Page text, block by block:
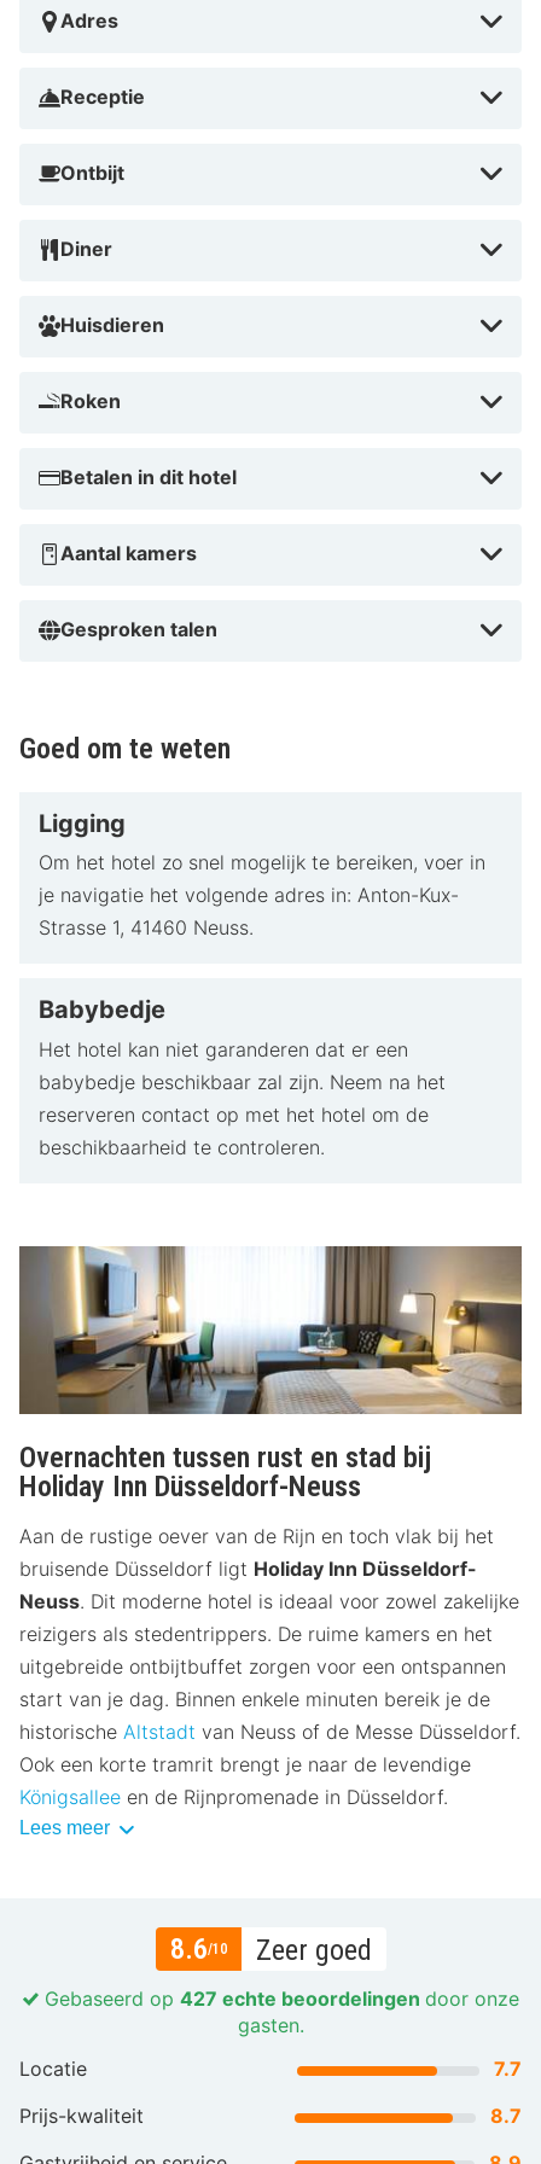
snuiven in musea en het ontdekken van lokale
Neuss alles voor een geslaagde stedentrip of
Adres
Receptie
Ontbijt
Diner
Huisdieren
Roken
Betalen in dit hotel
Aantal kamers
Gesproken talen
Goed om te weten
Ligging
Om het hotel zo snel mogelijk te bereiken, voer in
je navigatie het volgende adres in: Anton-Kux-
Strasse 1, 41460 Neuss.
Babybedje
Het hotel kan niet garanderen dat er een
babybedje beschikbaar zal zijn. Neem na het
reserveren contact op met het hotel om de
beschikbaarheid te controleren.
Overnachten tussen rust en stad bij
Holiday Inn Düsseldorf-Neuss
Aan de rustige oever van de Rijn en toch vlak bij het
bruisende Düsseldorf ligt Holiday Inn Düsseldorf-
Neuss. Dit moderne hotel is ideaal voor zowel zakelijke
reizigers als stedentrippers. De ruime kamers en het
uitgebreide ontbijtbuffet zorgen voor een ontspannen
start van je dag. Binnen enkele minuten bereik je de
historische Altstadt van Neuss of de Messe Düsseldorf.
Ook een korte tramrit brengt je naar de levendige
Königsallee en de Rijnpromenade in Düsseldorf.
Lees meer
8.6/10 Zeer goed
Gebaseerd op 427 echte beoordelingen door onze
gasten.
Locatie
7.7
Prijs-kwaliteit
8.7